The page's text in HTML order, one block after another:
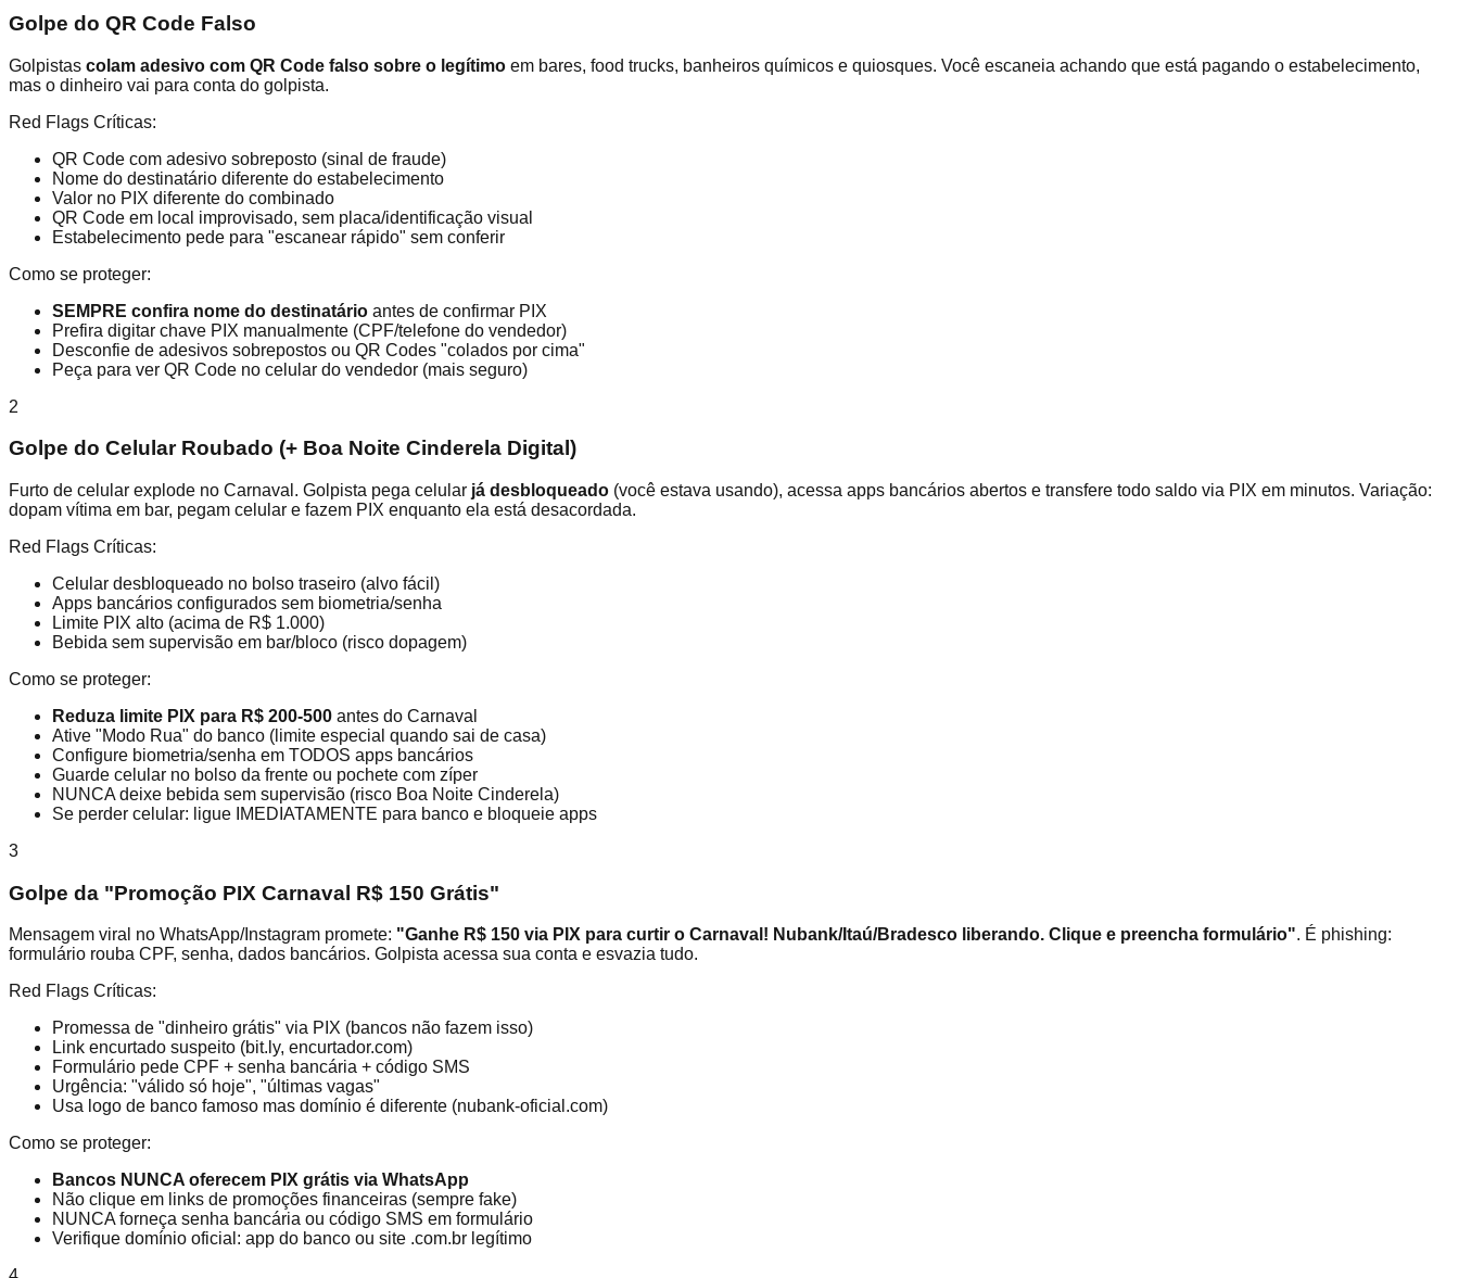
Golpe do QR Code Falso
Golpistas colam adesivo com QR Code falso sobre o legítimo em bares, food trucks, banheiros químicos e quiosques. Você escaneia achando que está pagando o estabelecimento,
mas o dinheiro vai para conta do golpista.
Red Flags Críticas:
QR Code com adesivo sobreposto (sinal de fraude)
Nome do destinatário diferente do estabelecimento
Valor no PIX diferente do combinado
QR Code em local improvisado, sem placa/identificação visual
Estabelecimento pede para "escanear rápido" sem conferir
Como se proteger:
SEMPRE confira nome do destinatário antes de confirmar PIX
Prefira digitar chave PIX manualmente (CPF/telefone do vendedor)
Desconfie de adesivos sobrepostos ou QR Codes "colados por cima"
Peça para ver QR Code no celular do vendedor (mais seguro)
2
Golpe do Celular Roubado (+ Boa Noite Cinderela Digital)
Furto de celular explode no Carnaval. Golpista pega celular já desbloqueado (você estava usando), acessa apps bancários abertos e transfere todo saldo via PIX em minutos. Variação:
dopam vítima em bar, pegam celular e fazem PIX enquanto ela está desacordada.
Red Flags Críticas:
Celular desbloqueado no bolso traseiro (alvo fácil)
Apps bancários configurados sem biometria/senha
Limite PIX alto (acima de R$ 1.000)
Bebida sem supervisão em bar/bloco (risco dopagem)
Como se proteger:
Reduza limite PIX para R$ 200-500 antes do Carnaval
Ative "Modo Rua" do banco (limite especial quando sai de casa)
Configure biometria/senha em TODOS apps bancários
Guarde celular no bolso da frente ou pochete com zíper
NUNCA deixe bebida sem supervisão (risco Boa Noite Cinderela)
Se perder celular: ligue IMEDIATAMENTE para banco e bloqueie apps
3
Golpe da "Promoção PIX Carnaval R$ 150 Grátis"
Mensagem viral no WhatsApp/Instagram promete: "Ganhe R$ 150 via PIX para curtir o Carnaval! Nubank/Itaú/Bradesco liberando. Clique e preencha formulário". É phishing:
formulário rouba CPF, senha, dados bancários. Golpista acessa sua conta e esvazia tudo.
Red Flags Críticas:
Promessa de "dinheiro grátis" via PIX (bancos não fazem isso)
Link encurtado suspeito (bit.ly, encurtador.com)
Formulário pede CPF + senha bancária + código SMS
Urgência: "válido só hoje", "últimas vagas"
Usa logo de banco famoso mas domínio é diferente (nubank-oficial.com)
Como se proteger:
Bancos NUNCA oferecem PIX grátis via WhatsApp
Não clique em links de promoções financeiras (sempre fake)
NUNCA forneça senha bancária ou código SMS em formulário
Verifique domínio oficial: app do banco ou site .com.br legítimo